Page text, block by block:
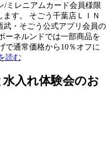
/ミレニアムカード会員様限
す。 そごう千葉店ＬＩＮ
武・そごう公式アプリ会員の
ーネルンドでは一部商品を
で通常価格から10％オフに
読む
入れ体験会のお